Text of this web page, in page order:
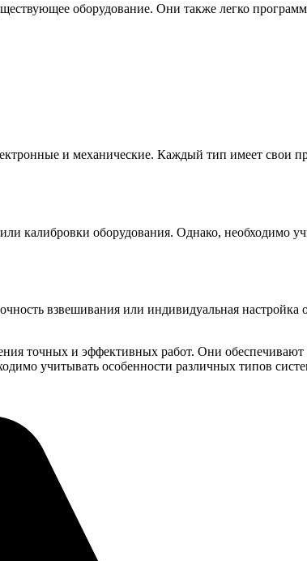
оборудование. Они также легко
и механические. Каждый тип имеет свои
калибровки оборудования. Однако, необходимо
взвешивания или индивидуальная
точных и эффективных работ. Они
учитывать особенности различных типов